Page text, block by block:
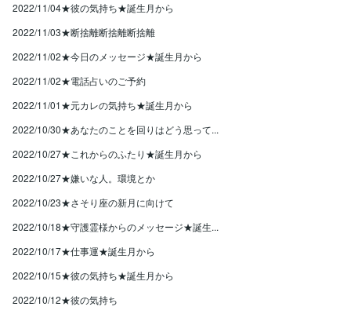
2022/11/04★彼の気持ち★誕生月から
2022/11/03★断捨離断捨離断捨離
2022/11/02★今日のメッセージ★誕生月から
2022/11/02★電話占いのご予約
2022/11/01★元カレの気持ち★誕生月から
2022/10/30★あなたのことを回りはどう思って...
2022/10/27★これからのふたり★誕生月から
2022/10/27★嫌いな人。環境とか
2022/10/23★さそり座の新月に向けて
2022/10/18★守護霊様からのメッセージ★誕生...
2022/10/17★仕事運★誕生月から
2022/10/15★彼の気持ち★誕生月から
2022/10/12★彼の気持ち